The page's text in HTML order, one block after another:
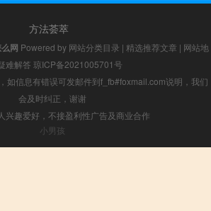
方法荟萃
网 Powered by 网站分类目录 | 精选推荐文章 | 网站地
难解答 琼ICP备2021005701号
如信息有错误可发邮件到f_fb#foxmail.com说明，我们
会及时纠正，谢谢
兴趣爱好，不接盈利性广告及商业合作
小男孩